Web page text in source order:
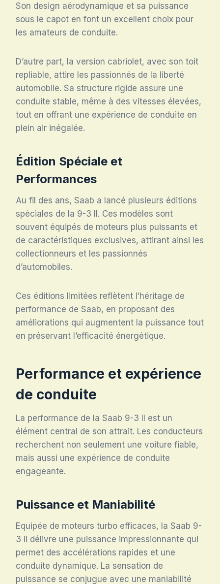
Son design aérodynamique et sa puissance
sous le capot en font un excellent choix pour
les amateurs de conduite.
D’autre part, la version cabriolet, avec son toit
repliable, attire les passionnés de la liberté
automobile. Sa structure rigide assure une
conduite stable, même à des vitesses élevées,
tout en offrant une expérience de conduite en
plein air inégalée.
Édition Spéciale et
Performances
Au fil des ans, Saab a lancé plusieurs éditions
spéciales de la 9-3 II. Ces modèles sont
souvent équipés de moteurs plus puissants et
de caractéristiques exclusives, attirant ainsi les
collectionneurs et les passionnés
d’automobiles.
Ces éditions limitées reflètent l’héritage de
performance de Saab, en proposant des
améliorations qui augmentent la puissance tout
en préservant l’efficacité énergétique.
Performance et expérience
de conduite
La performance de la Saab 9-3 II est un
élément central de son attrait. Les conducteurs
recherchent non seulement une voiture fiable,
mais aussi une expérience de conduite
engageante.
Puissance et Maniabilité
Equipée de moteurs turbo efficaces, la Saab 9-
3 II délivre une puissance impressionnante qui
permet des accélérations rapides et une
conduite dynamique. La sensation de
puissance se conjugue avec une maniabilité